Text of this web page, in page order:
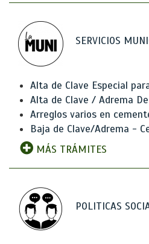
SERVICIOS
Alta de Clave Especial
Alta de Clave / Adrema
Arreglos varios en
Baja de Clave/Adrema -
MÁS TRÁMITES
POLITICAS